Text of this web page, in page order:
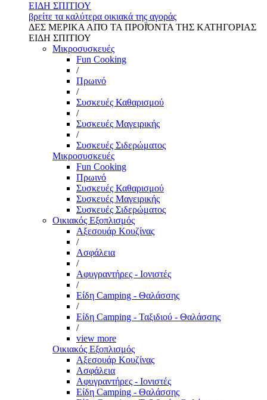
ΕΙΔΗ ΣΠΙΤΙΟΥ
βρείτε τα καλύτερα οικιακά της αγοράς
ΔΕΣ ΜΕΡΙΚΑ ΑΠΌ ΤΑ ΠΡΟΪΌΝΤΑ ΤΗΣ ΚΑΤΗΓΟΡΙΑΣ
ΕΙΔΗ ΣΠΙΤΙΟΥ
Μικροσυσκευές
Fun Cooking
/
Πρωινό
/
Συσκευές Καθαρισμού
/
Συσκευές Μαγειρικής
/
Συσκευές Σιδερώματος
Μικροσυσκευές
Fun Cooking
Πρωινό
Συσκευές Καθαρισμού
Συσκευές Μαγειρικής
Συσκευές Σιδερώματος
Οικιακός Εξοπλισμός
Αξεσουάρ Κουζίνας
/
Ασφάλεια
/
Αφυγραντήρες - Ιονιστές
/
Είδη Camping - Θαλάσσης
/
Είδη Camping - Ταξιδιού - Θαλάσσης
/
view more
Οικιακός Εξοπλισμός
Αξεσουάρ Κουζίνας
Ασφάλεια
Αφυγραντήρες - Ιονιστές
Είδη Camping - Θαλάσσης